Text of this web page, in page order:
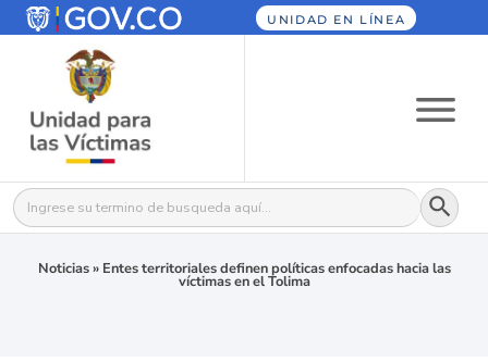
UNIDAD EN LÍNEA
Buscar: Botón
Noticias» Entes territoriales definen políticas enfocadas hacia las
víctimas en el Tolima